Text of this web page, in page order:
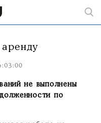
не выполнены
по